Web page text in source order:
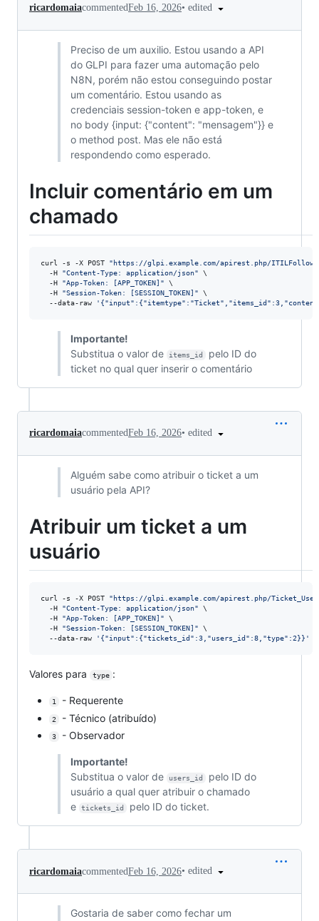
ricardomaiacommentedFeb 16, 2026• edited
Preciso de um auxilio. Estou usando a API
do GLPI para fazer uma automação pelo
N8N, porém não estou conseguindo postar
um comentário. Estou usando as
credenciais session-token e app-token, e
no body {input: {"content": "mensagem"}} e
o method post. Mas ele não está
respondendo como esperado.
Incluir comentário em um
chamado
curl -s -X POST "https://glpi.example.com/apirest.php/
  -H
"Content-Type: application/json" \
  -H
"App-Token: [APP_TOKEN] " \
  -H
"Session-Token: [SESSION_TOKEN] " \
  --data-raw
'
Importante!
Substitua o valor de
items_id
pelo ID do
ticket no qual quer inserir o comentário
ricardomaiacommentedFeb 16, 2026• edited
Alguém sabe como atribuir o ticket a um
usuário pela API?
Atribuir um ticket a um
usuário
curl -s -X POST "https://glpi.example.com/apirest.php/Ticket_User
  -H
"Content-Type: application/json" \
  -H
"App-Token: [APP_TOKEN] " \
  -H
"Session-Token: [SESSION_TOKEN] " \
  --data-raw
' {"input":{"tickets_id":3,"users_id":8,"type":2}} '
Valores para type :
1 - Requerente
2 - Técnico (atribuído)
3 - Observador
Importante!
Substitua o valor de
users_id
pelo ID do
usuário a qual quer atribuir o chamado
e
tickets_id pelo ID do ticket.
ricardomaiacommentedFeb 16, 2026• edited
Gostaria de saber como fechar um